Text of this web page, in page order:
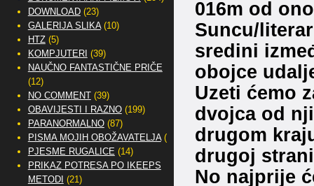
016m od
Suncu/
sredini
obojce
Uzeti ćemo
dvojca od
drugom
drugoj
No najprije
DOWNLOAD(23)
GALERIJA SLIKA(10)
HTZ(5)
KOMPJUTERI (39)
NAUČNO FANTASTIČNE PRIČE
(12)
NO COMMENT(39)
OBAVIJESTI I RAZNO(199)
PARANORMALNO(87)
PISMA MOJIH OBOŽAVATELJA(2)
PJESME RUGALICE (14)
PRIKAZ POTRESA PO IKEEPS
METODI (21)